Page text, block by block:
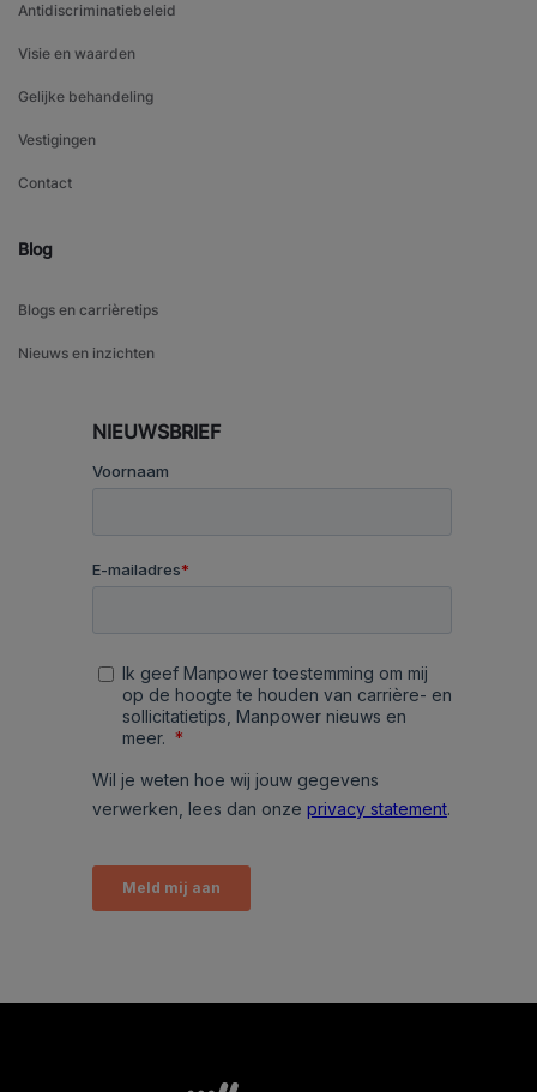
Antidiscriminatiebeleid
Visie en waarden
Gelijke behandeling
Vestigingen
Contact
Blog
Blogs en carrièretips
Nieuws en inzichten
NIEUWSBRIEF